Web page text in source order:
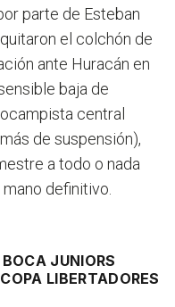
parte de Esteban
el colchón de
ante Huracán en
baja de
central
de suspensión),
a todo o nada
definitivo.
JUNIORS
COPA LIBERTADORES